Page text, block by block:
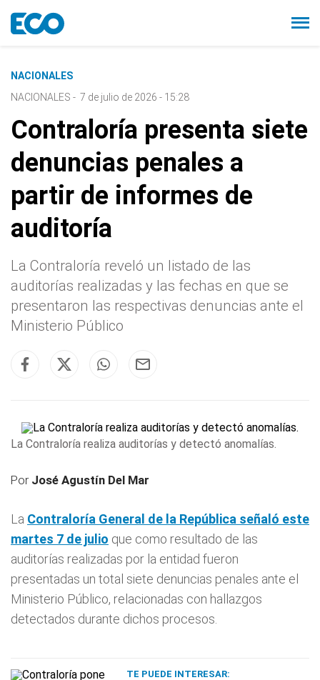
NACIONALES
NACIONALES - 7 de julio de 2026 - 15:28
Contraloría presenta siete
denuncias penales a
partir de informes de
auditoría
La Contraloría reveló un listado de las
auditorías realizadas y las fechas en que se
presentaron las respectivas denuncias ante el
Ministerio Público
La Contraloría realiza auditorías y detectó anomalías.
Por José Agustín Del Mar
La Contraloría General de la República señaló este
martes 7 de julio que como resultado de las
auditorías realizadas por la entidad fueron
presentadas un total siete denuncias penales ante el
Ministerio Público, relacionadas con hallazgos
detectados durante dichos procesos.
TE PUEDE INTERESAR: